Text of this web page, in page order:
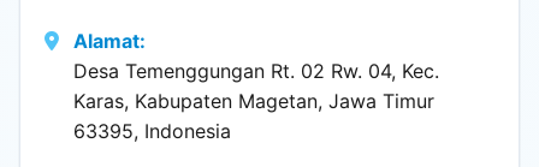
Alamat:
Desa Temenggungan Rt. 02 Rw. 04, Kec.
Karas, Kabupaten Magetan, Jawa Timur
63395, Indonesia